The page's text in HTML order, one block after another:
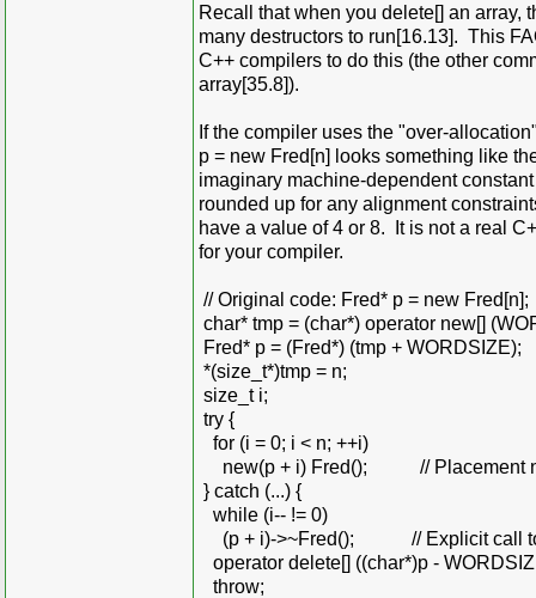
Recall that when you delete[] an array,
many destructors to run[16.13]. This
C++ compilers to do this (the other
array[35.8]).
If the compiler uses the "over-
p = new Fred[n] looks something like
imaginary machine-dependent
rounded up for any alignment
have a value of 4 or 8. It is not a real
for your compiler.
// Original code: Fred* p = new Fred[n];
char* tmp = (char*) operator new[]
Fred* p = (Fred*) (tmp + WORDSIZE);
*(size_t*)tmp = n;
size_t i;
try {
for (i = 0; i < n; ++i)
new(p + i) Fred(); // Placement
} catch (...) {
while (i-- != 0)
(p + i)->~Fred(); // Explicit call to
operator delete[] ((char*)p -
throw;